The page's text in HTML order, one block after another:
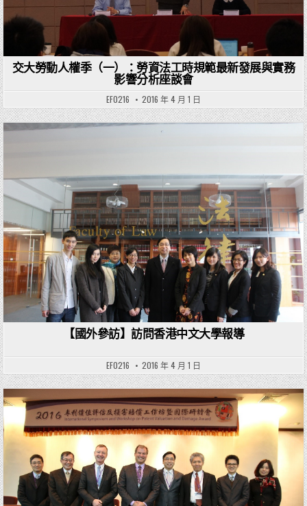
交大勞動人權季（一）：勞資法工時規範最新發展與實務
影響分析座談會
EF0216 2016 年 4 月 1 日
【國外參訪】訪問香港中文大學報導
EF0216 2016 年 4 月 1 日
Posted in